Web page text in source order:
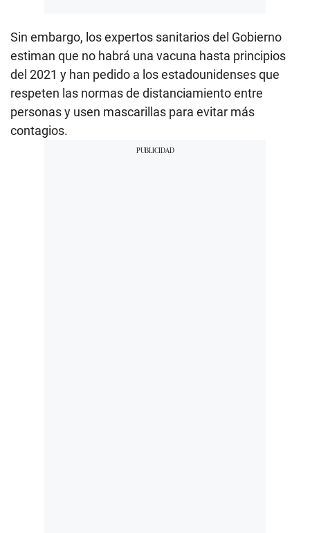
Sin embargo, los expertos sanitarios del Gobierno
estiman que no habrá una vacuna hasta principios
del 2021 y han pedido a los estadounidenses que
respeten las normas de distanciamiento entre
personas y usen mascarillas para evitar más
contagios.